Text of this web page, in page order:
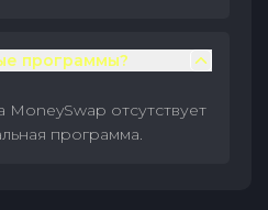
программы?
отсутствует
программа.